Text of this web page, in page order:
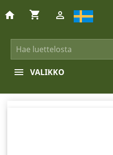
home shopping_cart 
VALIKKO